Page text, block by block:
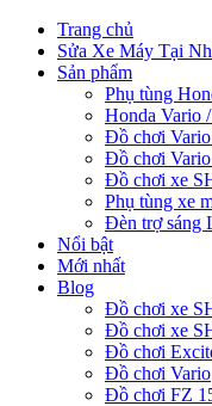
Trang chủ
Sửa Xe Máy Tại
Sản phẩm
Phụ tùng
Honda Vario
Đồ chơi
Đồ chơi
Đồ chơi xe
Phụ tùng xe
Đèn trợ sáng
Nổi bật
Mới nhất
Blog
Đồ chơi xe
Đồ chơi xe
Đồ chơi
Đồ chơi Vario
Đồ chơi FZ